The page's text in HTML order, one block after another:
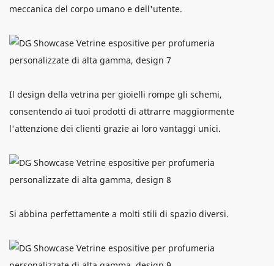
meccanica del corpo umano e dell'utente.
Il design della vetrina per gioielli rompe gli schemi,
consentendo ai tuoi prodotti di attrarre maggiormente
l'attenzione dei clienti grazie ai loro vantaggi unici.
Si abbina perfettamente a molti stili di spazio diversi.